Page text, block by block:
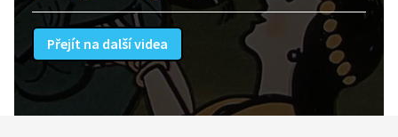
Přejít na další videa